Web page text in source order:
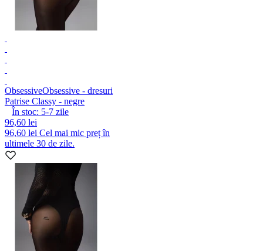
ObsessiveObsessive - dresuri
Patrise Classy - negre
În stoc: 5-7 zile
96,60 lei
96,60 lei Cel mai mic preț în
ultimele 30 de zile.